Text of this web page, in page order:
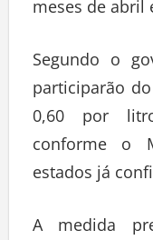
meses de abril
Segundo o
participarão
0,60 por
conforme o
estados já
A medida